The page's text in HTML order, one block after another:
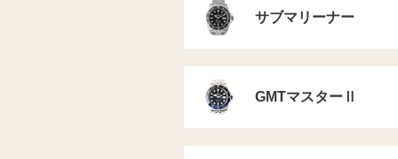
サブマリーナー
GMTマスターⅡ